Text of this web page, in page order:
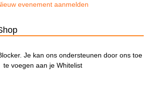
evenement aanmelden
Je kan ons ondersteunen door ons toe
te voegen aan je Whitelist